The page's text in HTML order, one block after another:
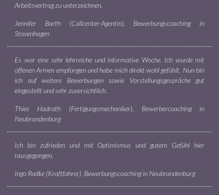
Arbeitsvertrag zu unterzeichnen.
Jennifer Barth (Callcenter-Agentin), Bewerbungscoaching in
Stavenhagen
Es war eine sehr lehrreiche und informative Woche. Ich wurde mit
offenen Armen empfangen und habe mich direkt wohl gefühlt. Nun bin
ich auf weitere Bewerbungen sowie Vorstellungsgespräche gut
eingestellt und sehr zuversichtlich.
Thies Hadrath (Fertigungsmechaniker), Bewerbercoaching in
Neubrandenburg
Ich bin zufrieden und mit Optimismus und gutem Gefühl hier
rausgegangen.
Ingo Radke (Kraftfahrer), Bewerbungscoaching in Neubrandenburg